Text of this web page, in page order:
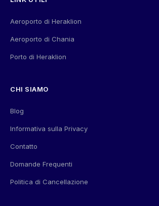
Aeroporto di Heraklion
Aeroporto di Chania
Porto di Heraklion
CHI SIAMO
Blog
Informativa sulla Privacy
Contatto
Domande Frequenti
Politica di Cancellazione